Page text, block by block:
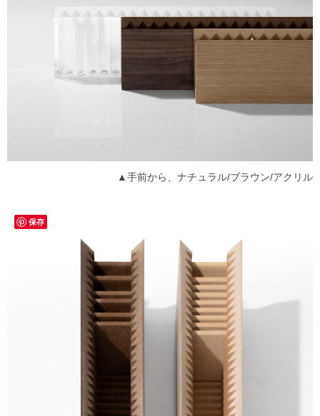
▲手前から、ナチュラル/ブラウン/アクリル
保存